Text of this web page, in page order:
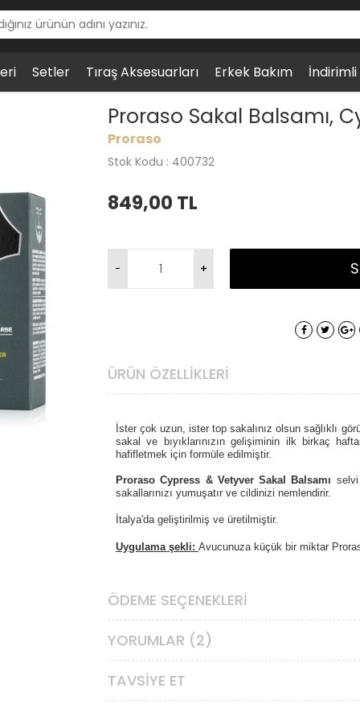
Setler Tıraş Aksesuarları Erkek Bakım
Cypress & Vetyver, 100ml
Proraso Sakal Balsamı,
Proraso
Stok Kodu : 400732
849,00 TL
ÜRÜN ÖZELLIKLERI
İster çok uzun, ister top sakalınız olsun sağlıklı
sakal ve bıyıklarınızın gelişiminin ilk birkaç
hafifletmek için formüle edilmiştir.
Proraso Cypress & Vetyver Sakal Balsamı
sakallarınızı yumuşatır ve cildinizi nemlendirir.
İtalya'da geliştirilmiş ve üretilmiştir.
Uygulama şekli: Avucunuza küçük bir miktar
ÖDEME SEÇENEKLERI
YORUMLAR (2)
TAVSIYE ET